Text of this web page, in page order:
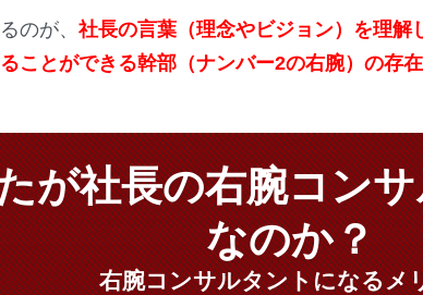
のが、 社長の言葉（理念やビジョン）を理解
ことができる幹部（ナンバー2の右腕）の存在
が社長の右腕コン
なのか？
右腕コンサルタントになるメ